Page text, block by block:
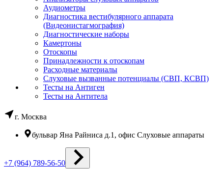
Аудиометры
Диагностика вестибулярного аппарата
(Видеонистагмография)
Диагностические наборы
Камертоны
Отоскопы
Принадлежности к отоскопам
Расходные материалы
Слуховые вызванные потенциалы (СВП, КСВП)
Тесты на Антиген
Тесты на Антитела
г. Москва
бульвар Яна Райниса д.1, офис Слуховые аппараты
+7 (964) 789-56-50